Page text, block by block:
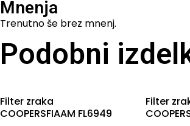
Mnenja
Trenutno še brez mnenj.
Podobni
Filter zraka
COOPERSFIAAM FL6949
Filter